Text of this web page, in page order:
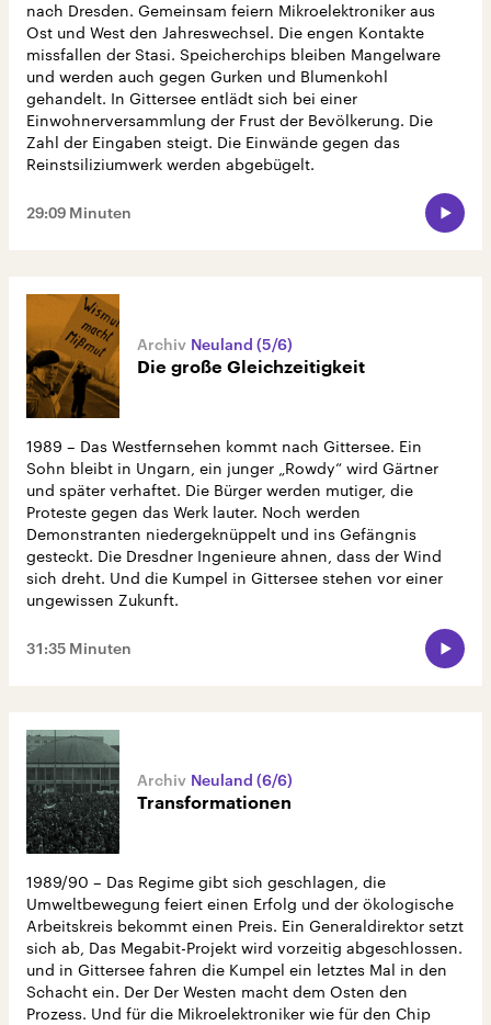
nach Dresden. Gemeinsam feiern Mikroelektroniker aus
Ost und West den Jahreswechsel. Die engen Kontakte
missfallen der Stasi. Speicherchips bleiben Mangelware
und werden auch gegen Gurken und Blumenkohl
gehandelt. In Gittersee entlädt sich bei einer
Einwohnerversammlung der Frust der Bevölkerung. Die
Zahl der Eingaben steigt. Die Einwände gegen das
Reinstsiliziumwerk werden abgebügelt.
29:09 Minuten
Neuland (5/6)
Die große Gleichzeitigkeit
1989 – Das Westfernsehen kommt nach Gittersee. Ein
Sohn bleibt in Ungarn, ein junger „Rowdy“ wird Gärtner
und später verhaftet. Die Bürger werden mutiger, die
Proteste gegen das Werk lauter. Noch werden
Demonstranten niedergeknüppelt und ins Gefängnis
gesteckt. Die Dresdner Ingenieure ahnen, dass der Wind
sich dreht. Und die Kumpel in Gittersee stehen vor einer
ungewissen Zukunft.
31:35 Minuten
Neuland (6/6)
Transformationen
1989/90 – Das Regime gibt sich geschlagen, die
Umweltbewegung feiert einen Erfolg und der ökologische
Arbeitskreis bekommt einen Preis. Ein Generaldirektor setzt
sich ab, Das Megabit-Projekt wird vorzeitig abgeschlossen.
und in Gittersee fahren die Kumpel ein letztes Mal in den
Schacht ein. Der Der Westen macht dem Osten den
Prozess. Und für die Mikroelektroniker wie für den Chip